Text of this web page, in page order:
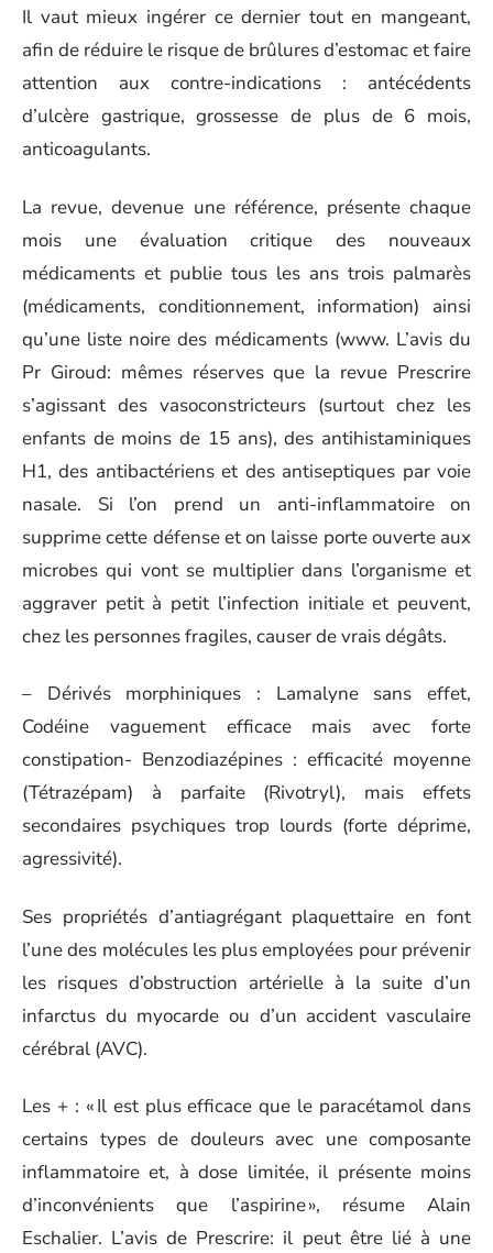
Il vaut mieux ingérer ce dernier tout en mangeant,
afin de réduire le risque de brûlures d’estomac et faire
attention aux contre-indications : antécédents
d’ulcère gastrique, grossesse de plus de 6 mois,
anticoagulants.
La revue, devenue une référence, présente chaque
mois une évaluation critique des nouveaux
médicaments et publie tous les ans trois palmarès
(médicaments, conditionnement, information) ainsi
qu’une liste noire des médicaments (www. L’avis du
Pr Giroud: mêmes réserves que la revue Prescrire
s’agissant des vasoconstricteurs (surtout chez les
enfants de moins de 15 ans), des antihistaminiques
H1, des antibactériens et des antiseptiques par voie
nasale. Si l’on prend un anti-inflammatoire on
supprime cette défense et on laisse porte ouverte aux
microbes qui vont se multiplier dans l’organisme et
aggraver petit à petit l’infection initiale et peuvent,
chez les personnes fragiles, causer de vrais dégâts.
– Dérivés morphiniques : Lamalyne sans effet,
Codéine vaguement efficace mais avec forte
constipation- Benzodiazépines : efficacité moyenne
(Tétrazépam) à parfaite (Rivotryl), mais effets
secondaires psychiques trop lourds (forte déprime,
agressivité).
Ses propriétés d’antiagrégant plaquettaire en font
l’une des molécules les plus employées pour prévenir
les risques d’obstruction artérielle à la suite d’un
infarctus du myocarde ou d’un accident vasculaire
cérébral (AVC).
Les + : « Il est plus efficace que le paracétamol dans
certains types de douleurs avec une composante
inflammatoire et, à dose limitée, il présente moins
d’inconvénients que l’aspirine », résume Alain
Eschalier. L’avis de Prescrire: il peut être lié à une